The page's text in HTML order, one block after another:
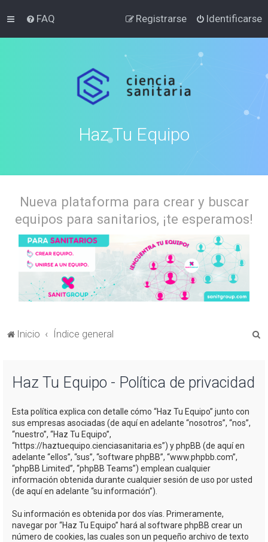
FAQ Identificarse
Registrarse
Haz Tu Equipo
Nueva plataforma para crear y buscar
equipos para sanitarios, ¡te esperamos!
Inicio Índice general
Haz Tu Equipo - Política de privacidad
Esta política explica con detalle cómo “Haz Tu Equipo” junto con
sus empresas asociadas (de aquí en adelante “nosotros”, “nos”,
“nuestro”, “Haz Tu Equipo”,
“https://haztuequipo.cienciasanitaria.es”) y phpBB (de aquí en
adelante “ellos”, “sus”, “software phpBB”, “www.phpbb.com”,
“phpBB Limited”, “phpBB Teams”) emplean cualquier
información obtenida durante cualquier sesión de uso por usted
(de aquí en adelante “su información”).
Su información es obtenida por dos vías. Primeramente,
navegar por “Haz Tu Equipo” hará al software phpBB crear un
número de cookies, las cuales son un pequeño archivo de texto